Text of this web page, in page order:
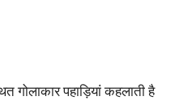
गोलाकार पहाड़ियां कहलाती है